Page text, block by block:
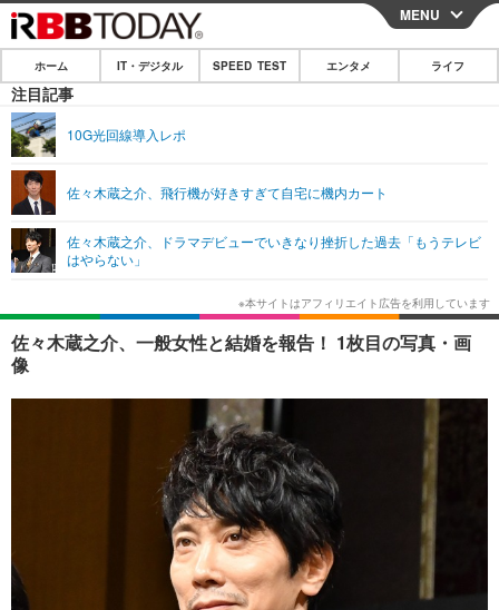
CLOSE
ホーム
IT・デジタル
ショッピング その他
SPEED TEST
エンタメ
エンタメTOP
韓国・芸能
音楽 スポーツ
ライフ
ライフTOP グルメ
ペット ショッピング
その他
リリース一覧
プッシュ通知の停止方法
MENU
ホーム IT・デジタル SPEED TEST エンタメ ライフ
注目記事
10G光回線導入レポ
佐々木蔵之介、飛行機が好きすぎて自宅に機内カート
佐々木蔵之介、ドラマデビューでいきなり挫折した過去「もうテレビ
はやらない」
佐々木蔵之介、一般女性と結婚を報告！ 1枚目の写真・画
像